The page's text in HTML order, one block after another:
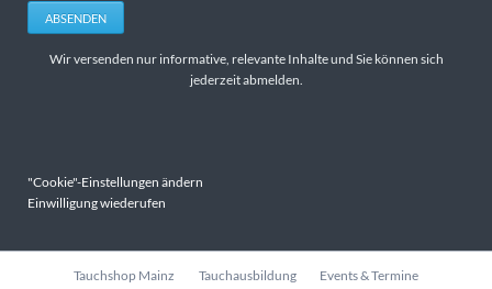
ABSENDEN
Wir versenden nur informative, relevante Inhalte und Sie können sich
jederzeit abmelden.
"Cookie"-Einstellungen ändern
Einwilligung wiederufen
Navigation
Tauchshop Mainz Tauchausbildung Events & Termine